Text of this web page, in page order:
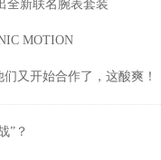
全新联名腕表套装
MOTION
又开始合作了，这酸爽！
”？